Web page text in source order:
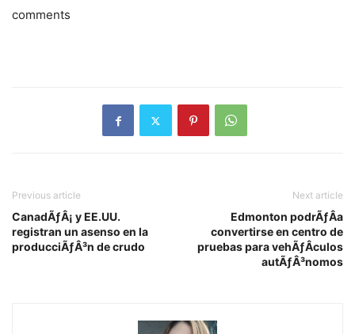
comments
Previous article
CanadÃƒÂ¡ y EE.UU.
registran un asenso en la
producciÃƒÂ³n de crudo
Next article
Edmonton podrÃƒÂ­a
convertirse en centro de
pruebas para vehÃƒÂ­culos
autÃƒÂ³nomos